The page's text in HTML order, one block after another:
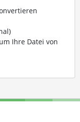
Ihre Datei von